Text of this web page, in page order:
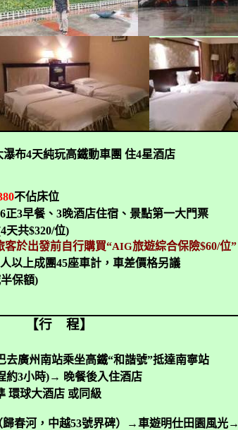
瀑布4天純玩高鐵動車團 住4星酒店
不佔床位
6正3早餐、 3晚酒店住宿、景點第一大門票
天共$320/位)
於出發前自行購買“AIG旅遊綜合保險$60/位”
人以上成團45座車計，車差價格另議
保額)
【行 程】
廣州南站乘坐高鐵“和諧號”抵達南寧站
約3小時)→ 晚餐後入住酒店
環球大酒店 或同級
春河，中越53號界碑）→車遊明仕田園風光→